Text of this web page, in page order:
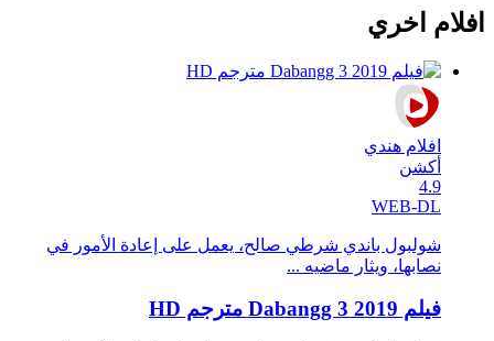
افلام اخري
افلام هندي
أكشن
4.9
WEB-DL
شولبول باندي شرطي صالح، يعمل على إعادة اﻷمور في
نصابها، ويثار ماضيه ...
فيلم Dabangg 3 2019 مترجم HD